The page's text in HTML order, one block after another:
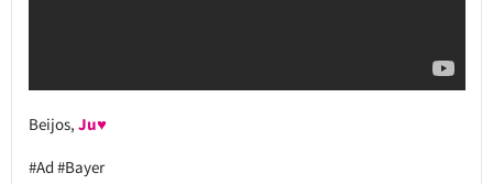
Beijos, Ju♥
#Ad #Bayer